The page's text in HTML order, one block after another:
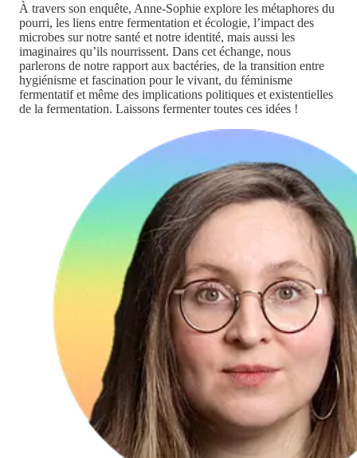
À travers son enquête, Anne-Sophie explore les métaphores du
pourri, les liens entre fermentation et écologie, l’impact des
microbes sur notre santé et notre identité, mais aussi les
imaginaires qu’ils nourrissent. Dans cet échange, nous
parlerons de notre rapport aux bactéries, de la transition entre
hygiénisme et fascination pour le vivant, du féminisme
fermentatif et même des implications politiques et existentielles
de la fermentation. Laissons fermenter toutes ces idées !